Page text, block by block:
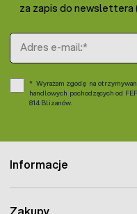
Informacje
Zakupy
za zapis do newslettera
Adres e-mail
Wyrażam zgodę na
handlowych pochodzących od
814 Blizanów.